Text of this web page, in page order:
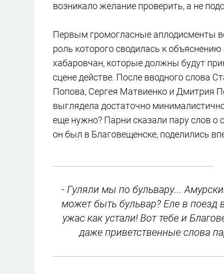
возникало желание проверить, а не
Первым громогласные аплодисменты
роль которого сводилась к
хабаровчан, которые должны будут
сцене действе. После вводного слова
Попова, Сергея Матвиенко и Дмитрия
выглядела достаточно
еще нужно? Парни сказали пару слов о
он был в Благовещенске, поделились
- Гуляли мы по бульвару...
может быть бульвар? Еле в поезд
ужас как устали! Вот тебе и
даже приветственные слова